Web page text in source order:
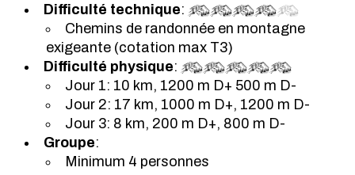
Difficulté technique:
Chemins de randonnée en montagne
exigeante (cotation max T3)
Difficulté physique:
Jour 1: 10 km, 1200 m D+ 500 m D-
Jour 2: 17 km, 1000 m D+, 1200 m D-
Jour 3: 8 km, 200 m D+, 800 m D-
Groupe:
Minimum 4 personnes